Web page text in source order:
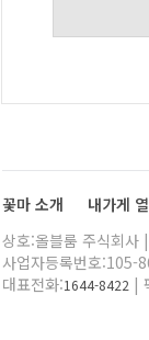
꽃마 소개 내가게
상호:올블룸 주식회
사업자등록번호:105-
대표전화:1644-8422 |